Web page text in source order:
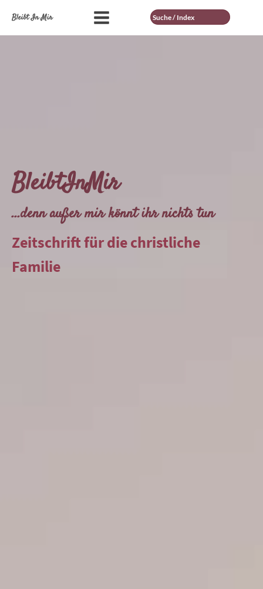
Bleibt In Mir Suche
BleibtInMir
...denn außer mir könnt ihr nichts tun
Zeitschrift für die christliche
Familie